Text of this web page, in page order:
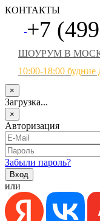
КОНТАКТЫ
+7
ШОУРУМ В
10:00-18:00 будние
×
Загрузка...
×
Авторизация
Забыли пароль?
или